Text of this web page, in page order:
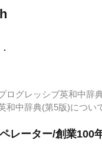
．
ログレッシブ英和中辞典
和中辞典(第5版)につ
レーター/創業100